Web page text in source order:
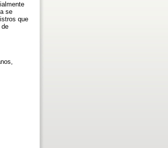
se
que
de